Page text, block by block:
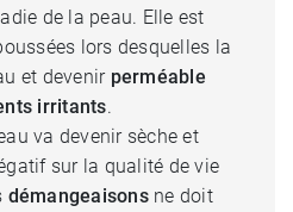
de la peau. Elle est
lors desquelles la
et devenir perméable
irritants.
va devenir sèche et
sur la qualité de vie
démangeaisons ne doit